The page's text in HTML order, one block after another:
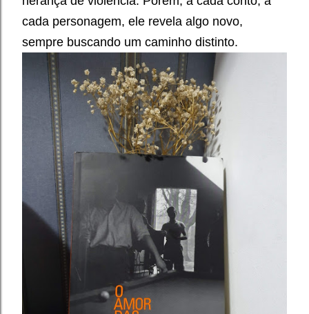
cada personagem, ele revela algo novo,
sempre buscando um caminho distinto.